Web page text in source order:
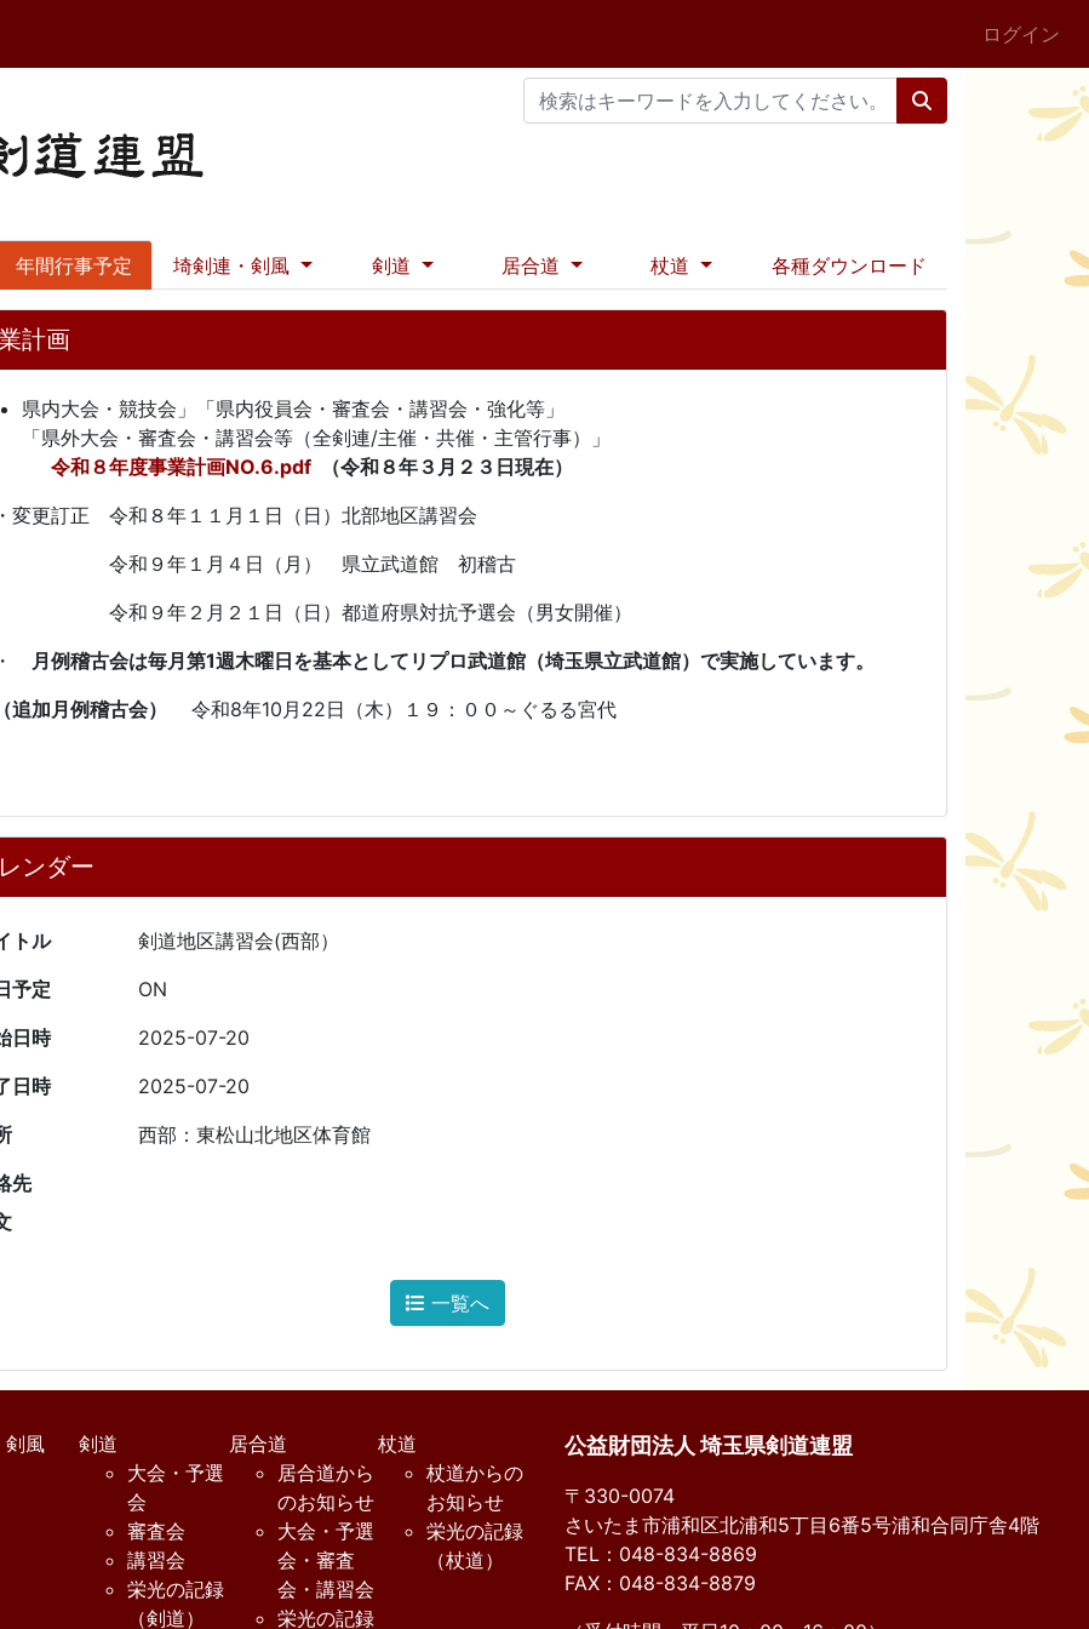
ログイン
年間行事予定 埼剣連・剣風 剣道 居合道 杖道 各種ダウンロード
計画
県内大会・競技会」「県内役員会・審査会・講習会・強化等」
「県外大会・審査会・講習会等（全剣連/主催・共催・主管行事）」
令和８年度事業計画NO.6.pdf （令和８年３月２３日現在）
変更訂正 令和８年１１月１日（日）北部地区講習会
和９年１月４日（月） 県立武道館 初稽古
和９年２月２１日（日）都道府県対抗予選会（男女開催）
月例稽古会は毎月第1週木曜日を基本としてリプロ武道館（埼玉県立武道館）で実施しています。
追加月例稽古会） 令和8年10月22日（木）１９：００～ぐるる宮代
ンダー
トル
剣道地区講習会(西部）
予定
ON
日時
2025-07-20
日時
2025-07-20
西部：東松山北地区体育館
先
一覧へ
剣風
剣道
大会・予選
会
審査会
講習会
栄光の記録
（剣道）
居合道
居合道から
のお知らせ
大会・予選
会・審査
会・講習会
栄光の記録
杖道
杖道からの
お知らせ
栄光の記録
（杖道）
公益財団法人 埼玉県剣道連盟
〒330-0074
さいたま市浦和区北浦和5丁目6番5号浦和合同庁舎4階
TEL：048-834-8869
FAX：048-834-8879